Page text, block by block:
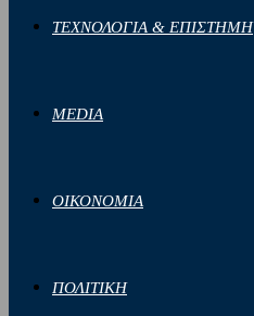
ΤΕΧΝΟΛΟΓΙΑ & ΕΠΙΣΤΗΜΗ
MEDIA
ΟΙΚΟΝΟΜΙΑ
ΠΟΛΙΤΙΚΗ